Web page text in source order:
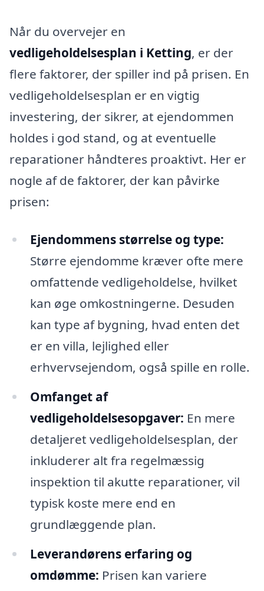
Når du overvejer en
vedligeholdelsesplan i Ketting, er der
flere faktorer, der spiller ind på prisen. En
vedligeholdelsesplan er en vigtig
investering, der sikrer, at ejendommen
holdes i god stand, og at eventuelle
reparationer håndteres proaktivt. Her er
nogle af de faktorer, der kan påvirke
prisen:
Ejendommens størrelse og type:
Større ejendomme kræver ofte mere
omfattende vedligeholdelse, hvilket
kan øge omkostningerne. Desuden
kan type af bygning, hvad enten det
er en villa, lejlighed eller
erhvervsejendom, også spille en rolle.
Omfanget af
vedligeholdelsesopgaver: En mere
detaljeret vedligeholdelsesplan, der
inkluderer alt fra regelmæssig
inspektion til akutte reparationer, vil
typisk koste mere end en
grundlæggende plan.
Leverandørens erfaring og
omdømme: Prisen kan variere